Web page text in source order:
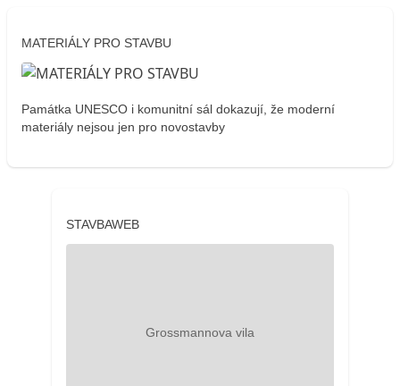
MATERIÁLY PRO STAVBU
Památka UNESCO i komunitní sál dokazují, že moderní
materiály nejsou jen pro novostavby
STAVBAWEB